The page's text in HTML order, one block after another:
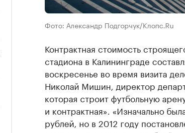
Фото: Александр Подгорчук/Клопс.Ru
Контрактная стоимость
стадиона в Калининграде
воскресенье во время визита
Николай Мишин, директор
которая строит футбольную
и контрактная». «Изначально
рублей, но в 2012 году